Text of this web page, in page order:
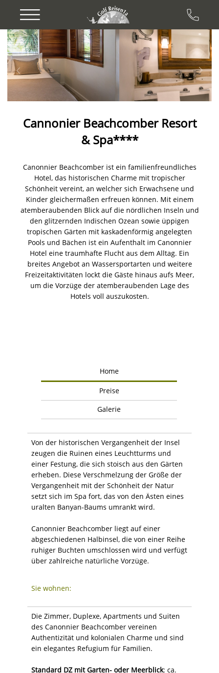
Previous Next
Cannonier Beachcomber Resort
& Spa****
Canonnier Beachcomber ist ein familienfreundliches
Hotel, das historischen Charme mit tropischer
Schönheit vereint, an welcher sich Erwachsene und
Kinder gleichermaßen erfreuen können. Mit einem
atemberaubenden Blick auf die nördlichen Inseln und
den glitzernden Indischen Ozean sowie üppigen
tropischen Gärten mit kaskadenförmig angelegten
Pools und Bächen ist ein Aufenthalt im Canonnier
Hotel eine traumhafte Flucht aus dem Alltag. Ein
breites Angebot an Wassersportarten und weitere
Freizeitaktivitäten lockt die Gäste hinaus aufs Meer,
um die Vorzüge der atemberaubenden Lage des
Hotels voll auszukosten.
Home
Preise
Galerie
Von der historischen Vergangenheit der Insel
zeugen die Ruinen eines Leuchtturms und
einer Festung, die sich stoisch aus den Gärten
erheben. Diese Verschmelzung der Größe der
Vergangenheit mit der Schönheit der Natur
setzt sich im Spa fort, das von den Ästen eines
uralten Banyan-Baums umrankt wird.
Canonnier Beachcomber liegt auf einer
abgeschiedenen Halbinsel, die von einer Reihe
ruhiger Buchten umschlossen wird und verfügt
über zahlreiche natürliche Vorzüge.
Sie wohnen:
Die Zimmer, Duplexe, Apartments und Suiten
des Canonnier Beachcomber vereinen
Authentizität und kolonialen Charme und sind
ein elegantes Refugium für Familien.
Standard DZ mit Garten- oder Meerblick: ca.